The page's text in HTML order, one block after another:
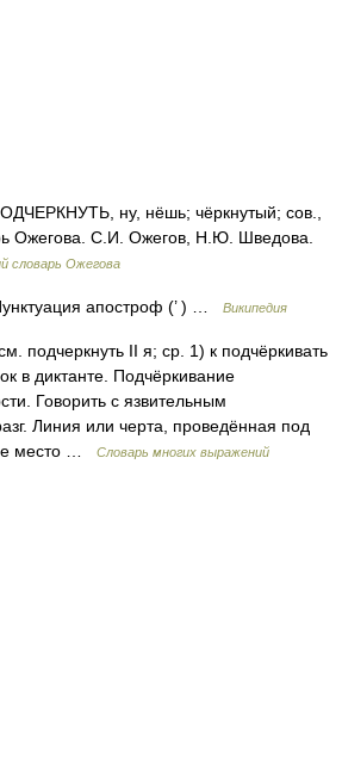
ну, нёшь; чёркнутый; сов.,
Ожегова. С.И. Ожегов, Н.Ю. Шведова.
словарь Ожегова
апостроф (’ ) … Википедия
подчеркнуть II я; ср. 1) к подчёркивать
в диктанте. Подчёркивание
Говорить с язвительным
Линия или черта, проведённая под
место …
Словарь многих выражений